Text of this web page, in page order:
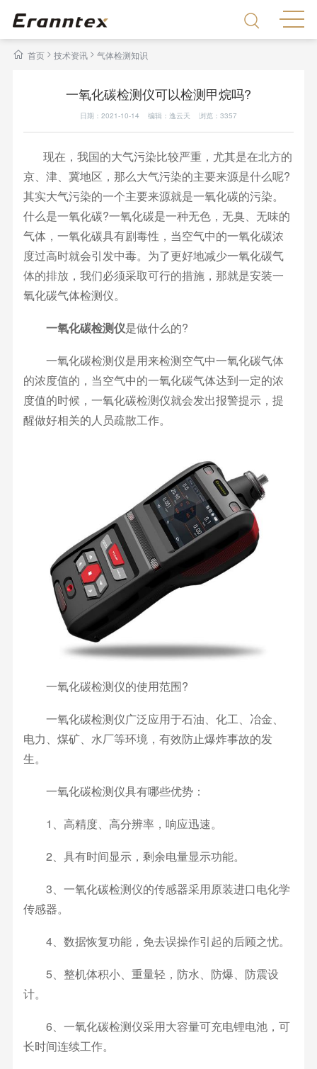
首页> 技术资讯 > 气体检测知识
一氧化碳检测仪可以检测甲烷吗?
日期：2021-10-14 编辑：逸云天 浏览： 3357
现在，我国的大气污染比较严重，尤其是在北方的
京、津、冀地区，那么大气污染的主要来源是什么呢?
其实大气污染的一个主要来源就是一氧化碳的污染。
什么是一氧化碳?一氧化碳是一种无色，无臭、无味的
气体，一氧化碳具有剧毒性，当空气中的一氧化碳浓
度过高时就会引发中毒。为了更好地减少一氧化碳气
体的排放，我们必须采取可行的措施，那就是安装一
氧化碳气体检测仪。
一氧化碳检测仪是做什么的?
一氧化碳检测仪是用来检测空气中一氧化碳气体
的浓度值的，当空气中的一氧化碳气体达到一定的浓
度值的时候，一氧化碳检测仪就会发出报警提示，提
醒做好相关的人员疏散工作。
一氧化碳检测仪的使用范围?
一氧化碳检测仪广泛应用于石油、化工、冶金、
电力、煤矿、水厂等环境，有效防止爆炸事故的发
生。
一氧化碳检测仪具有哪些优势：
1、高精度、高分辨率，响应迅速。
2、具有时间显示，剩余电量显示功能。
3、一氧化碳检测仪的传感器采用原装进口电化学
传感器。
4、数据恢复功能，免去误操作引起的后顾之忧。
5、整机体积小、重量轻，防水、防爆、防震设
计。
6、一氧化碳检测仪采用大容量可充电锂电池，可
长时间连续工作。